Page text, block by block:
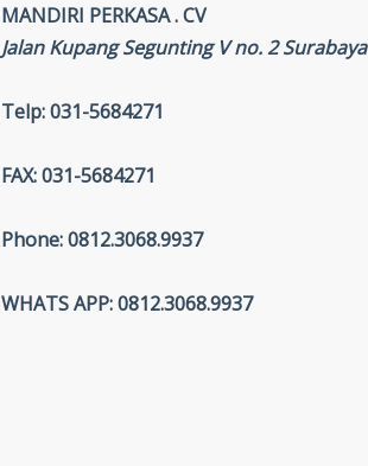
MANDIRI PERKASA . CV
Jalan Kupang Segunting V no. 2 Surabaya
Telp: 031-5684271
FAX: 031-5684271
Phone: 0812.3068.9937
WHATS APP: 0812.3068.9937